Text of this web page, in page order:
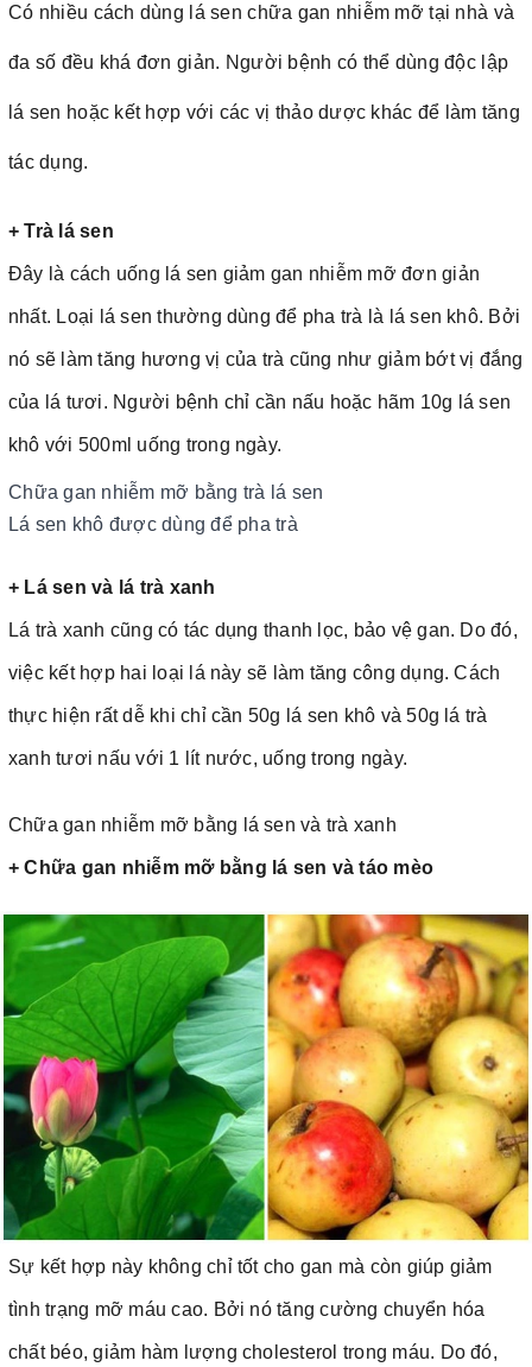
Có nhiều cách dùng lá sen chữa gan nhiễm mỡ tại nhà và
đa số đều khá đơn giản. Người bệnh có thể dùng độc lập
lá sen hoặc kết hợp với các vị thảo dược khác để làm tăng
tác dụng.
+ Trà lá sen
Đây là cách uống lá sen giảm gan nhiễm mỡ đơn giản
nhất. Loại lá sen thường dùng để pha trà là lá sen khô. Bởi
nó sẽ làm tăng hương vị của trà cũng như giảm bớt vị đắng
của lá tươi. Người bệnh chỉ cần nấu hoặc hãm 10g lá sen
khô với 500ml uống trong ngày.
Chữa gan nhiễm mỡ bằng trà lá sen
Lá sen khô được dùng để pha trà
+ Lá sen và lá trà xanh
Lá trà xanh cũng có tác dụng thanh lọc, bảo vệ gan. Do đó,
việc kết hợp hai loại lá này sẽ làm tăng công dụng. Cách
thực hiện rất dễ khi chỉ cần 50g lá sen khô và 50g lá trà
xanh tươi nấu với 1 lít nước, uống trong ngày.
Chữa gan nhiễm mỡ bằng lá sen và trà xanh
+ Chữa gan nhiễm mỡ bằng lá sen và táo mèo
Sự kết hợp này không chỉ tốt cho gan mà còn giúp giảm
tình trạng mỡ máu cao. Bởi nó tăng cường chuyển hóa
chất béo, giảm hàm lượng cholesterol trong máu. Do đó,